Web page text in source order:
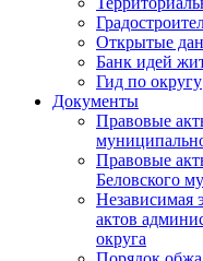
Открытые
Банк идей
Гид по округу
Документы
Правовые
Правовые
Беловского
Независимая
актов
округа